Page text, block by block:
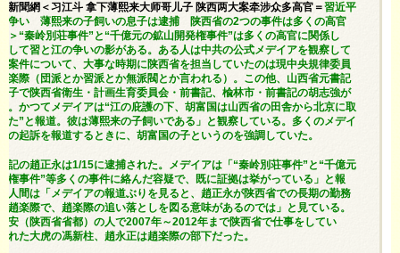
新聞網＜习江斗 拿下薄熙来大师哥儿子 陕西两大案牵涉众多高官＝習近平
争い 薄熙来の子飼いの息子は逮捕 陕西省の2つの事件は多くの高官
＞“秦岭別荘事件”と“千億元の鉱山開発権事件”は多くの高官に関係し
して習と江の争いの影がある。ある人は中共の公式メデイアを観察して
案件について、大事な時期に陕西省を担当していたのは現中央規律委員
楽際（団派とか習派とか無派閥とか言われる）。この他、山西省元書記
子で陕西省衛生・計画生育委員会・前書記、楡林市・前書記の胡志強が
。かつてメデイアは“江の庇護の下、胡富国は山西省の田舎から北京に取
た”と報道。彼は薄熙来の子飼いである」と観察している。多くのメデイ
の起訴を報道するときに、胡富国の子というのを強調していた。
記の趙正永は1/15に逮捕された。メデイアは「“秦岭別荘事件”と“千億元
権事件”等多くの事件に絡んだ容疑で、既に証拠は挙がっている」と報
人間は「メデイアの報道ぶりを見ると、趙正永が陕西省での長期の勤務
趙楽際で、趙楽際の追い落としを図る意味があるのでは」と見ている。
安（陕西省省都）の人で2007年～2012年まで陕西省で仕事をしてい
れた大虎の馮新柱、趙永正は趙楽際の部下だった。